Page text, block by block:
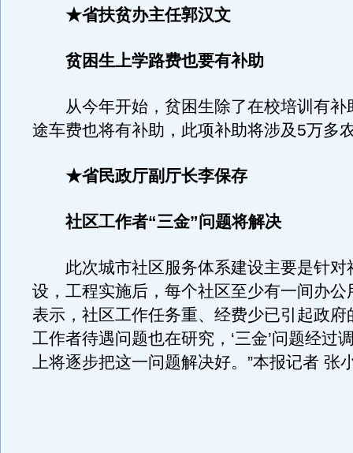
★省扶贫办主任郭汉文
贫困生上学路费也要有补助
从今年开始，贫困生除了在校培训有补
途车费也将有补助，此项补助将涉及5万多
★省民政厅副厅长李保存
社区工作者“三金”问题将解决
此次城市社区服务体系建设主要是针对
设，工程实施后，每个社区至少有一间办公
表示，社区工作任务重、经费少已引起政府
工作者待遇问题也在研究，‘三金’问题经过
上将逐步把这一问题解决好。”本报记者 张